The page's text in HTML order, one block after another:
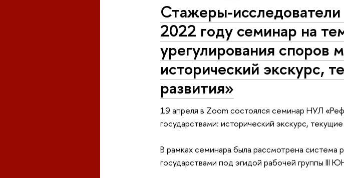
Стажеры-
2022 году семинар на
урегулирования споров
исторический экскурс,
развития»
19 апреля в Zoom состоялся семинар НУЛ
государствами: исторический экскурс,
В рамках семинара была рассмотрена система
государствами под эгидой рабочей группы III